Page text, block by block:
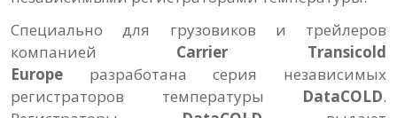
Специально для грузовиков и трейлеров
компанией Carrier Transicold
Europe разработана серия независимых
регистраторов температуры DataCOLD.